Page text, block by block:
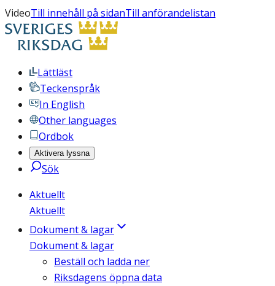
VideoTill innehåll på sidanTill anförandelistan
Lättläst
Teckenspråk
In English
Other languages
Ordbok
Aktivera lyssna
Sök
Aktuellt
Aktuellt
Dokument & lagar
Dokument & lagar
Beställ och ladda ner
Riksdagens öppna data